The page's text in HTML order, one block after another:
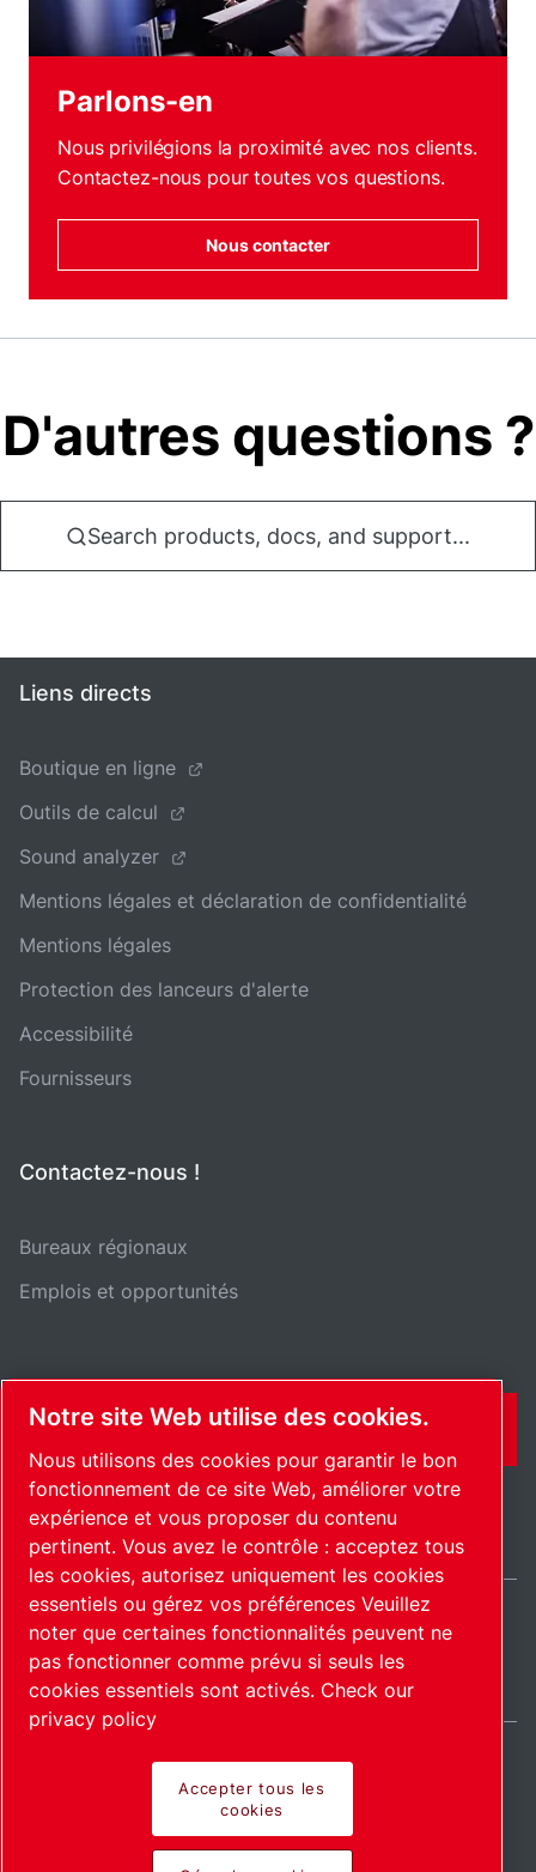
Parlons-en
Nous privilégions la proximité avec nos clients.
Contactez-nous pour toutes vos questions.
Nous contacter
D'autres questions ?
Search products, docs, and support...
Liens directs
Boutique en ligne
Outils de calcul
Sound analyzer
Mentions légales et déclaration de confidentialité
Mentions légales
Protection des lanceurs d'alerte
Accessibilité
Fournisseurs
Contactez-nous !
Bureaux régionaux
Emplois et opportunités
CONTACT
Plan du siteGérer les cookies© 2026 Copyright.
International / FR
Pioneering products.
Notre site Web utilise des cookies.
Nous utilisons des cookies pour garantir le bon
fonctionnement de ce site Web, améliorer votre
expérience et vous proposer du contenu
pertinent. Vous avez le contrôle : acceptez tous
les cookies, autorisez uniquement les cookies
essentiels ou gérez vos préférences Veuillez
noter que certaines fonctionnalités peuvent ne
pas fonctionner comme prévu si seuls les
cookies essentiels sont activés. Check our
privacy policy
Accepter tous les
cookies